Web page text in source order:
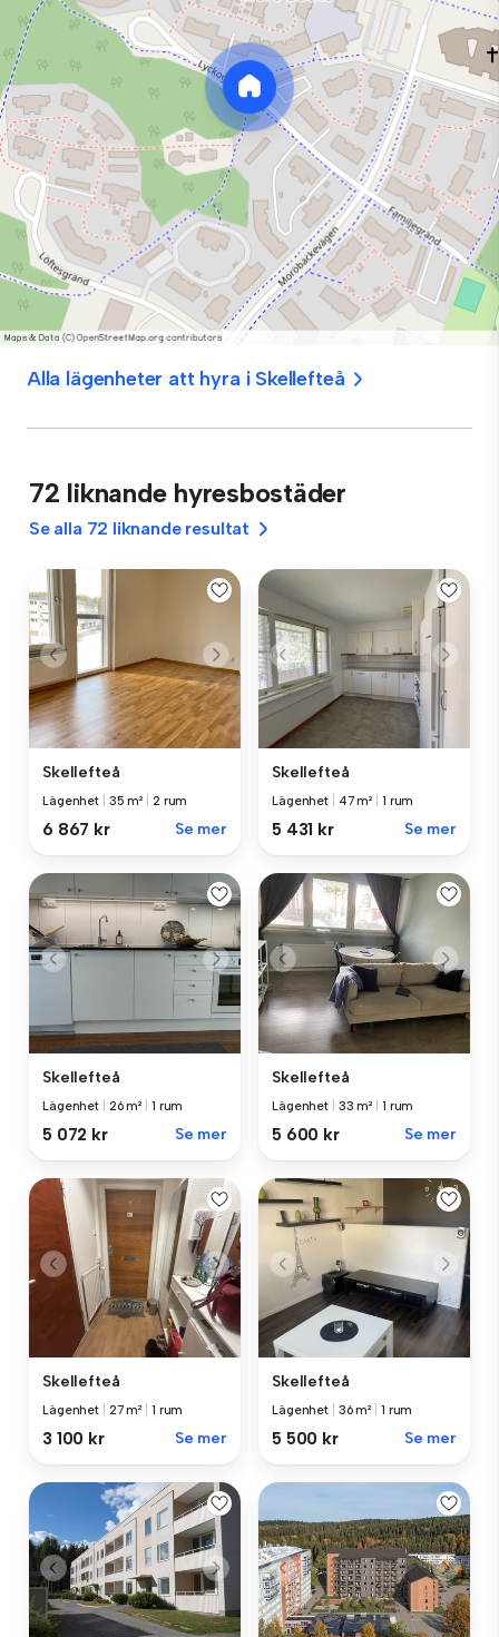
Alla lägenheter att hyra i Skellefteå
72 liknande hyresbostäder
Se alla 72 liknande resultat
Skellefteå
Lägenhet 35 m² 2 rum
6 867 kr Se mer
Skellefteå
Lägenhet 47 m² 1 rum
5 431 kr Se mer
Skellefteå
Lägenhet 26 m² 1 rum
5 072 kr Se mer
Skellefteå
Lägenhet 33 m² 1 rum
5 600 kr Se mer
Skellefteå
Lägenhet 27 m² 1 rum
3 100 kr Se mer
Skellefteå
Lägenhet 36 m² 1 rum
5 500 kr Se mer